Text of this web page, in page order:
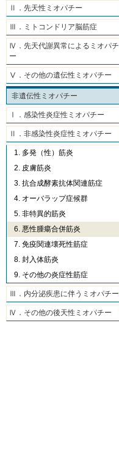
Ⅱ．先天性ミオパチー
Ⅲ．ミトコンドリア脳筋症
Ⅳ．先天代謝異常によるミオパチ
ー
Ⅴ．その他の遺伝性ミオパチー
非遺伝性ミオパチー
Ⅰ．感染性炎症性ミオパチー
Ⅱ．非感染性炎症性ミオパチー
1. 多発（性）筋炎
2. 皮膚筋炎
3. 抗合成酵素抗体関連筋症
4. オーバラップ症候群
5. 非特異的筋炎
6. 悪性腫瘍合併筋炎
7. 免疫関連壊死性筋症
8. 封入体筋炎
9. その他の炎症性筋症
Ⅲ．内分泌疾患に伴うミオパチー
Ⅳ．その他の後天性ミオパチー